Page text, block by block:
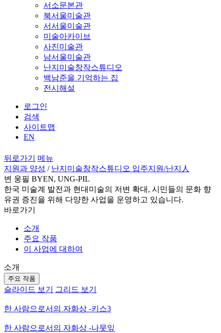
서소문본관
북서울미술관
서서울미술관
미술아카이브
사진미술관
남서울미술관
난지미술창작스튜디오
백남준을 기억하는 집
전시해설
로그인
검색
사이트맵
EN
뒤로가기
메뉴
지원과 양성 / 난지미술창작스튜디오 입주지원/난지人
변 웅필 BYEN, UNG-PIL
한국 미술계 발전과 현대미술의 저변 확대, 시민들의 문화 향
유권 증진을 위해 다양한 사업을 운영하고 있습니다.
바로가기
소개
주요 작품
이 사업에 대하여
소개
주요 작품
슬라이드 보기 그리드 보기
한 사람으로서의 자화상 -키스3
한 사람으로서의 자화상 -나뭇잎